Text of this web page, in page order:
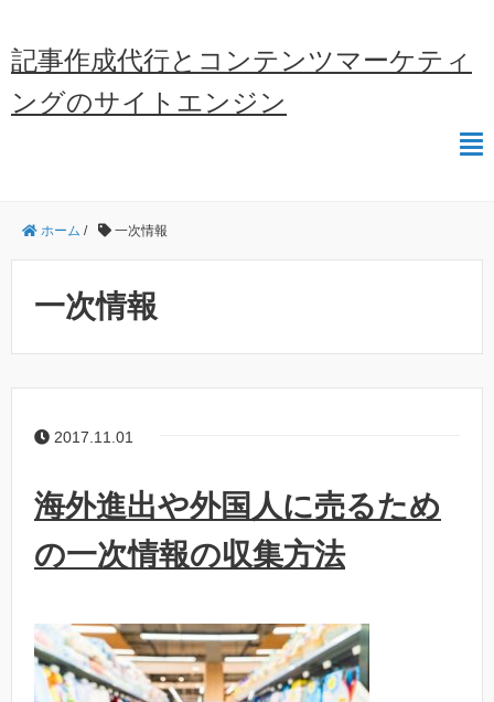
記事作成代行とコンテンツマーケティ
ングのサイトエンジン
ホーム / 一次情報
一次情報
2017.11.01
海外進出や外国人に売るため
の一次情報の収集方法